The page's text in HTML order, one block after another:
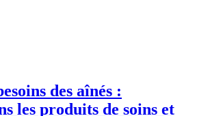
des aînés :
les produits de soins et